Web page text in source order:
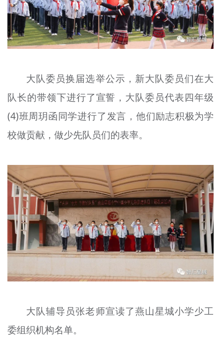
大队委员换届选举公示，新大队委员们在大
队长的带领下进行了宣誓，大队委员代表四年级
(4)班周玥函同学进行了发言，他们励志积极为学
校做贡献，做少先队员们的表率。
大队辅导员张老师宣读了燕山星城小学少工
委组织机构名单。